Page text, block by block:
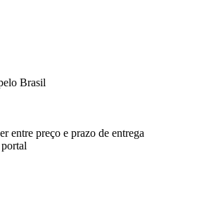
Brasil
entre preço e prazo de entrega